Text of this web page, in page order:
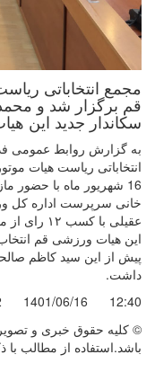
مجمع انتخاباتی
سکاندار جدید این
به گزارش روابط عمومی
انتخاباتی ریاست هیات
16 شهریور ماه با حضور
خانی سرپرست اداره کل
این هیات ورزشی قم
داشت.
12:40
1401/06/16
© کليه حقوق خبری و
باشد.استفاده از مطالب با